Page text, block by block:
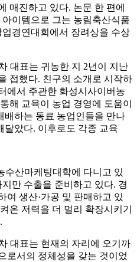
매진하고 있다. 논문 한 편에
이템으로 그는 농림축산식품
경연대회에서 장려상을 수상
대표는 귀농한 지 2년이 지난
접했다. 친구의 소개로 시작하
에서 주관한 화성시사이버농
해 교육이 농업 경영에 도움이
배하는 동료 농업인들을 만나
달았다. 이후로도 각종 교육
수산마케팅대학에 다니고 있
만 수출을 준비하고 있다. 경
여 생산·가공 및 판매하고 있
온 저력을 더 멀리 확장시키기
대표는 현재의 자리에 오기까
로서의 정체성을 갖는 것이었